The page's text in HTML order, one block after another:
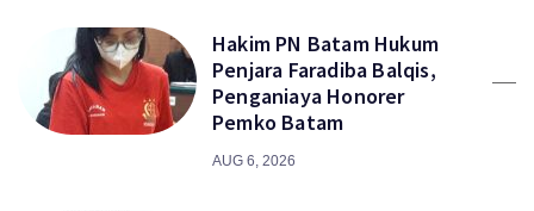
Hakim PN Batam Hukum
Penjara Faradiba Balqis,
Penganiaya Honorer
Pemko Batam
AUG 6, 2026